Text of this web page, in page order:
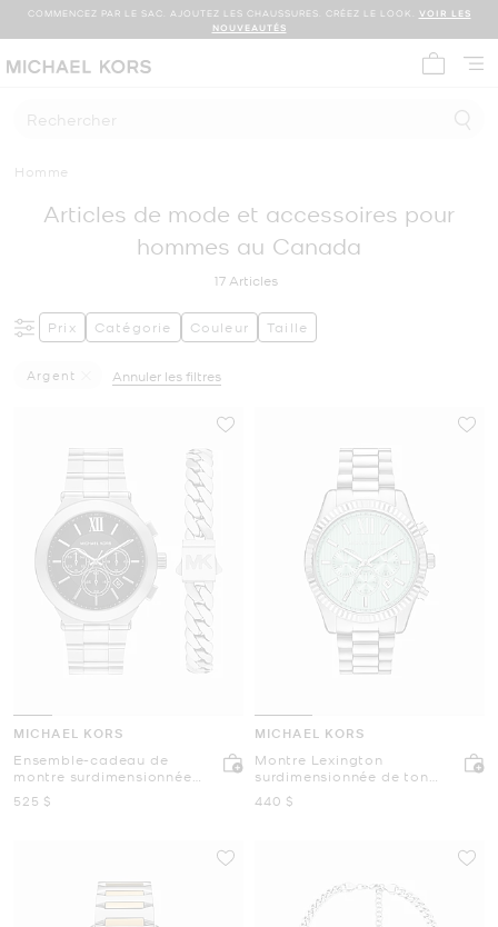
COMMENCEZ PAR LE SAC. AJOUTEZ LES CHAUSSURES. CRÉEZ LE LOOK.
VOIR LES
NOUVEAUTÉS
Rechercher
Homme
Articles de mode et accessoires pour
hommes au Canada
17 Articles
Prix Catégorie Couleur Taille
Argent
Annuler les filtres
MICHAEL KORS
Ensemble-cadeau de
montre surdimensionnée
de ton argent et de
bracelet Billie
maintenant
525 $
MICHAEL KORS
Montre Lexington
surdimensionnée de ton
argent
maintenant
440 $